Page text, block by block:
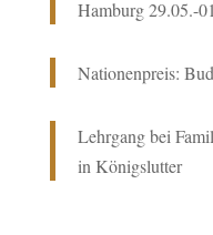
Hamburg 29.05.-
Nationenpreis:
Lehrgang bei
in Königslutter